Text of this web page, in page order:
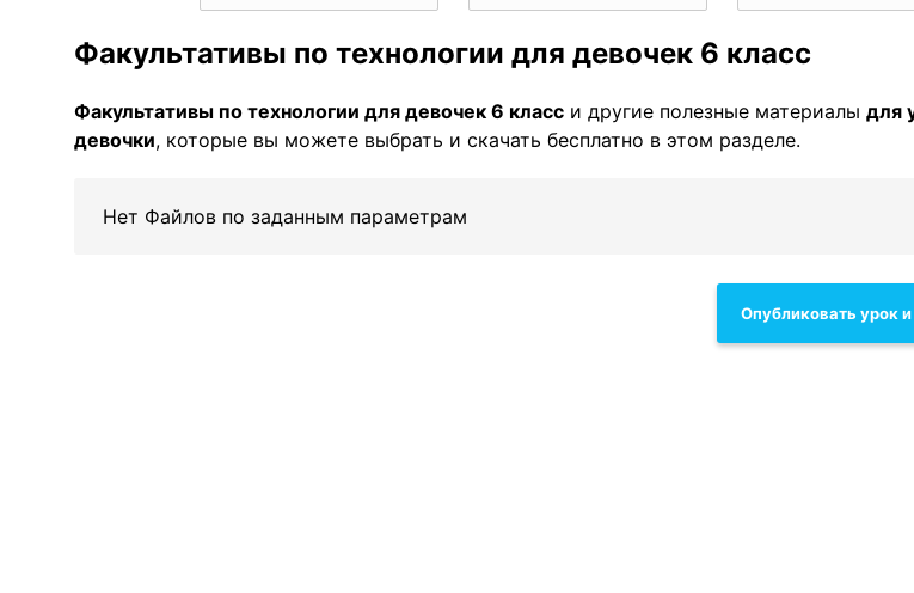
Факультативы по технологии для девочек 6 класс
Факультативы по технологии для девочек 6 класс и другие полезные материалы для
девочки, которые вы можете выбрать и скачать бесплатно в этом разделе.
Нет Файлов по заданным параметрам
Опубликовать урок